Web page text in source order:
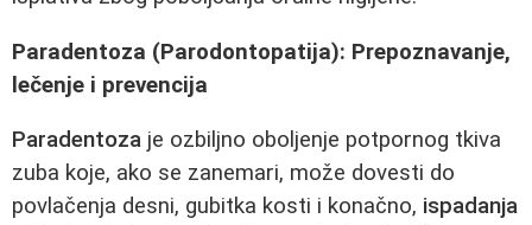
Paradentoza (Parodontopatija): Prepoznavanje,
lečenje i prevencija
Paradentoza je ozbiljno oboljenje potpornog tkiva
zuba koje, ako se zanemari, može dovesti do
povlačenja desni, gubitka kosti i konačno, ispadanja